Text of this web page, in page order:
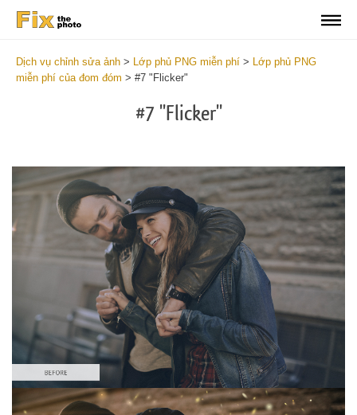
Dịch vụ chỉnh sửa ảnh > Lớp phủ PNG miễn phí > Lớp phủ PNG
miễn phí của đom đóm > #7 "Flicker"
#7 "Flicker"